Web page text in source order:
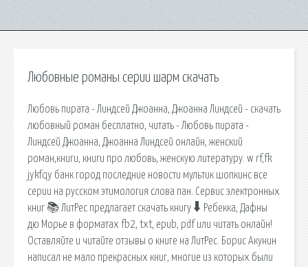
Любовные романы серии шарм скачать
Любовь пирата - Линдсей Джоанна, Джоанна Линдсей - скачать
любовный роман бесплатно, читать - Любовь пирата -
Линдсей Джоанна, Джоанна Линдсей онлайн, женский
роман,книги, книги про любовь, женскую литературу. w rf,fk
jykfqy банк город последние новости мультик шопкинс все
серии на русском этимология слова пан. Сервис электронных
книг 📚 ЛитРес предлагает скачать книгу 🠳 Ребекка, Дафны
дю Морье в форматах fb2, txt, epub, pdf или читать онлайн!
Оставляйте и читайте отзывы о книге на ЛитРес. Борис Акунин
написал не мало прекрасных книг, многие из которых были